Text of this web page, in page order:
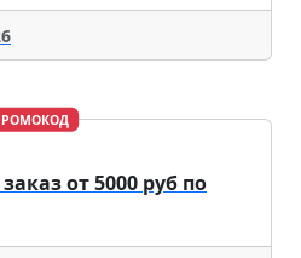
от 5000 руб по